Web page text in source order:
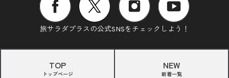
旅サラダプラスの公式SNSをチェックしよう！
TOP
トップページ
NEW
新着一覧